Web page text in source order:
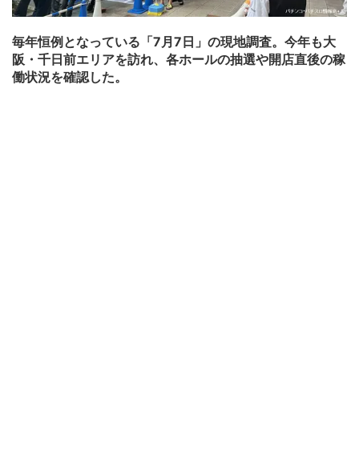
毎年恒例となっている「7月7日」の現地調査。今年も大
阪・千日前エリアを訪れ、各ホールの抽選や開店直後の稼
働状況を確認した。